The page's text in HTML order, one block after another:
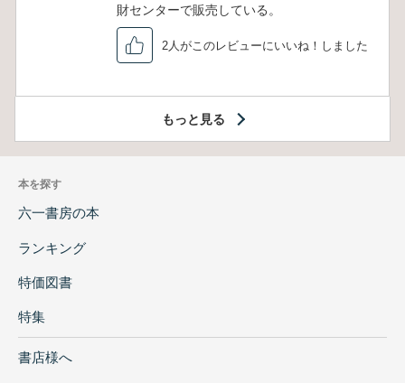
財センターで販売している。
2人がこのレビューにいいね！しました
もっと見る
本を探す
六一書房の本
ランキング
特価図書
特集
書店様へ